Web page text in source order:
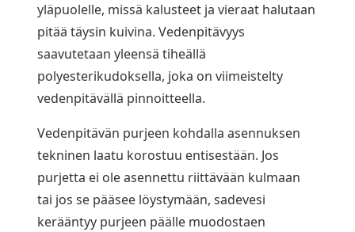
yläpuolelle, missä kalusteet ja vieraat halutaan
pitää täysin kuivina. Vedenpitävyys
saavutetaan yleensä tiheällä
polyesterikudoksella, joka on viimeistelty
vedenpitävällä pinnoitteella.
Vedenpitävän purjeen kohdalla asennuksen
tekninen laatu korostuu entisestään. Jos
purjetta ei ole asennettu riittävään kulmaan
tai jos se pääsee löystymään, sadevesi
kerääntyy purjeen päälle muodostaen